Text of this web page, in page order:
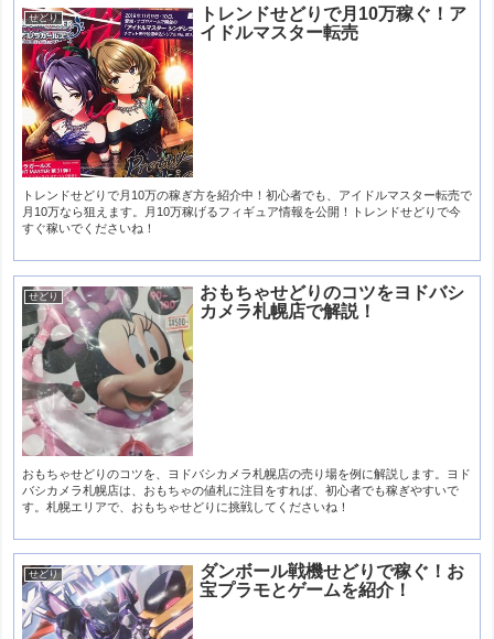
せどり
トレンドせどりで月10万稼ぐ！ア
イドルマスター転売
トレンドせどりで月10万の稼ぎ方を紹介中！初心者でも、アイドルマスター転売で
月10万なら狙えます。月10万稼げるフィギュア情報を公開！トレンドせどりで今
すぐ稼いでくださいね！
せどり
おもちゃせどりのコツをヨドバシ
カメラ札幌店で解説！
おもちゃせどりのコツを、ヨドバシカメラ札幌店の売り場を例に解説します。ヨド
バシカメラ札幌店は、おもちゃの値札に注目をすれば、初心者でも稼ぎやすいで
す。札幌エリアで、おもちゃせどりに挑戦してくださいね！
せどり
ダンボール戦機せどりで稼ぐ！お
宝プラモとゲームを紹介！